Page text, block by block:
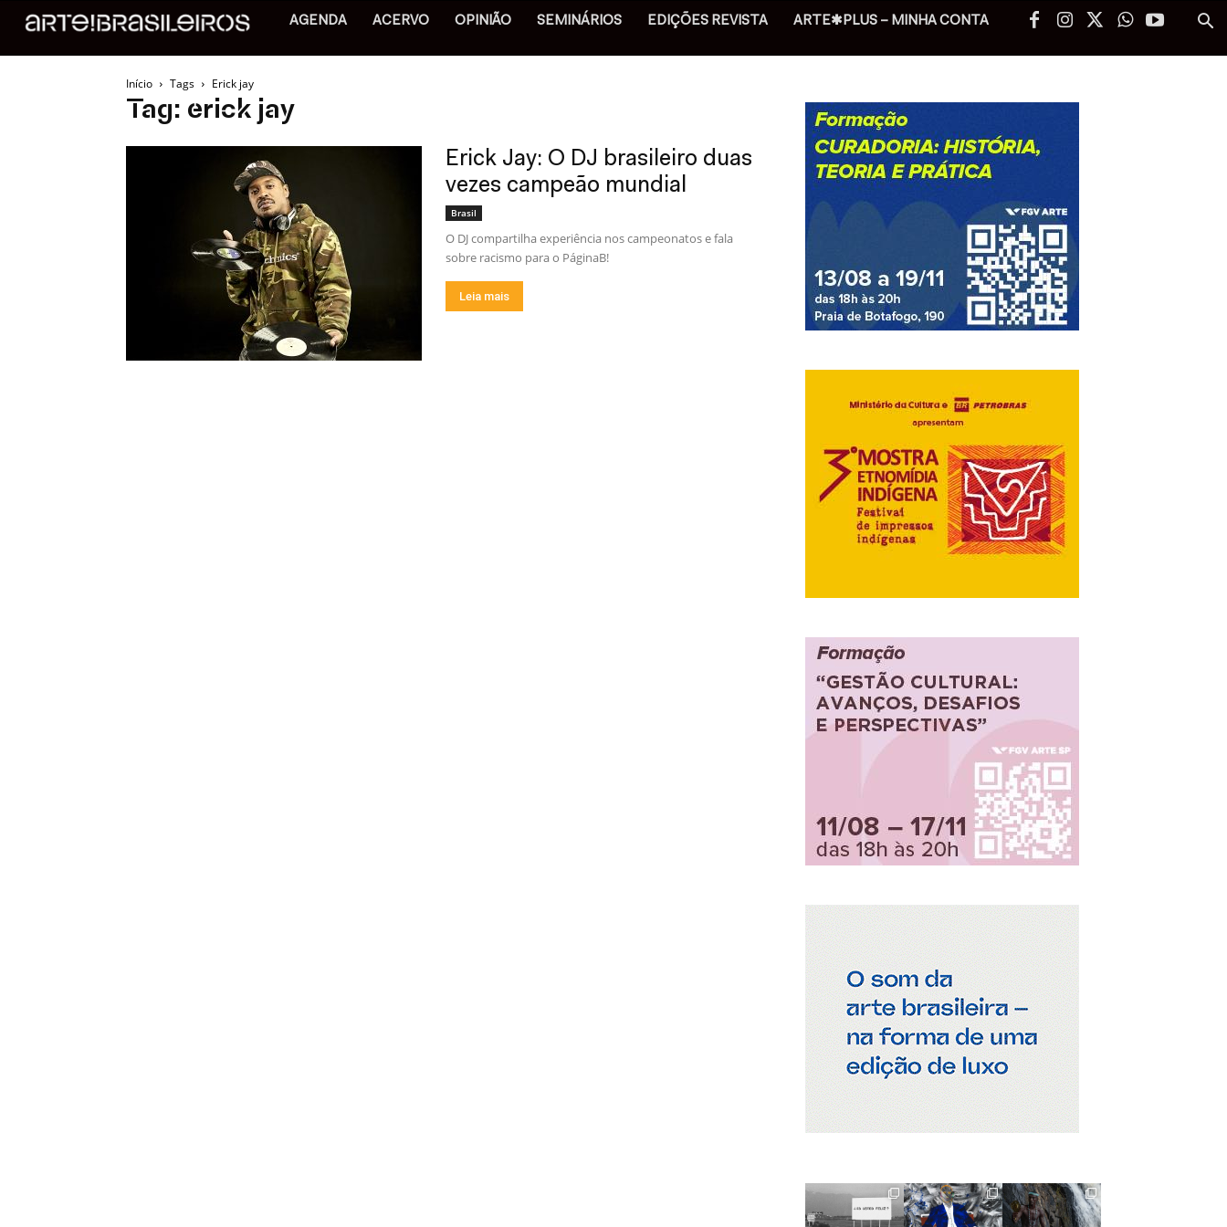
AGENDA ACERVO OPINIÃO SEMINÁRIOS EDIÇÕES REVISTA ARTE✱PLUS – MINHA CONTA
Início Tags Erick jay
Tag: erick jay
Erick Jay: O DJ brasileiro duas
vezes campeão mundial
Brasil
O DJ compartilha experiência nos campeonatos e fala
sobre racismo para o PáginaB!
Leia mais